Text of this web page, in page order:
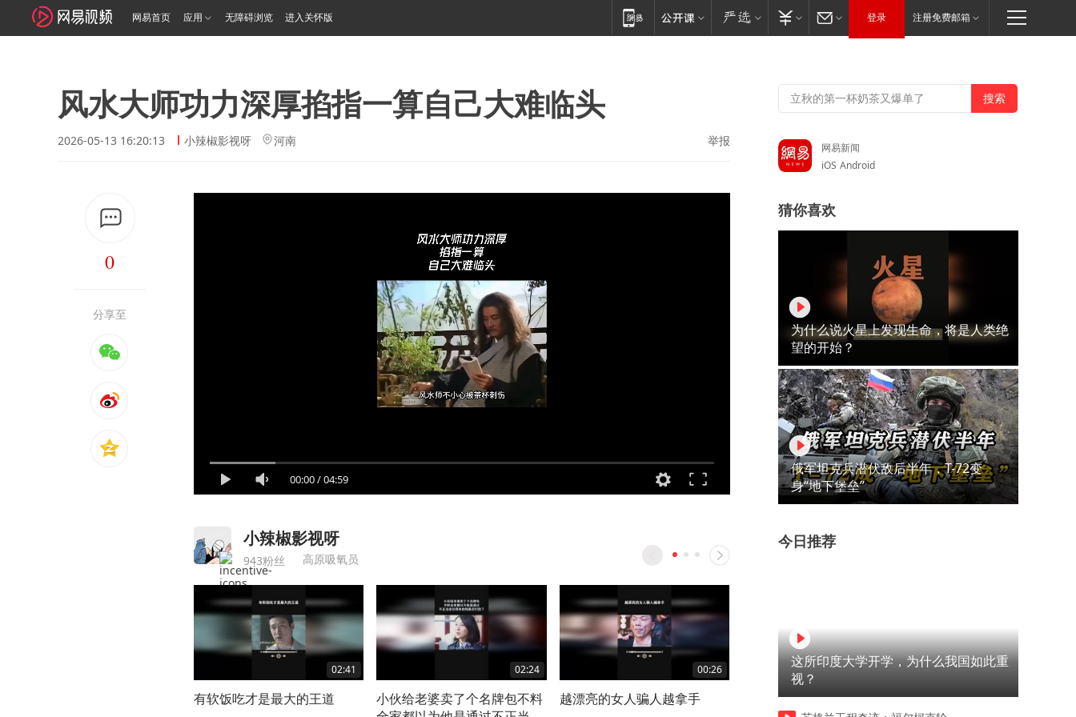
网易首页 应用 无障碍浏览 进入关怀版 登录 注册免费邮箱
风水大师功力深厚掐指一算自己大难临头
2026-05-13 16:20:13 小辣椒影视呀 河南 举报
0
分享至
00:00/04:59
小辣椒影视呀
943粉丝 高原吸氧员
02:41
有软饭吃才是最大的王道
02:24
小伙给老婆卖了个名牌包不料
00:26
越漂亮的女人骗人越拿手
00:39
勾人的眼神是藏不住的 这么好的烤鸡可惜了了
网易新闻
iOS Android
猜你喜欢
为什么说火星上发现生命，将是人类绝
望的开始？
俄军坦克兵潜伏敌后半年，T-72变
身“地下堡垒”
今日推荐
这所印度大学开学，为什么我国如此重
视？